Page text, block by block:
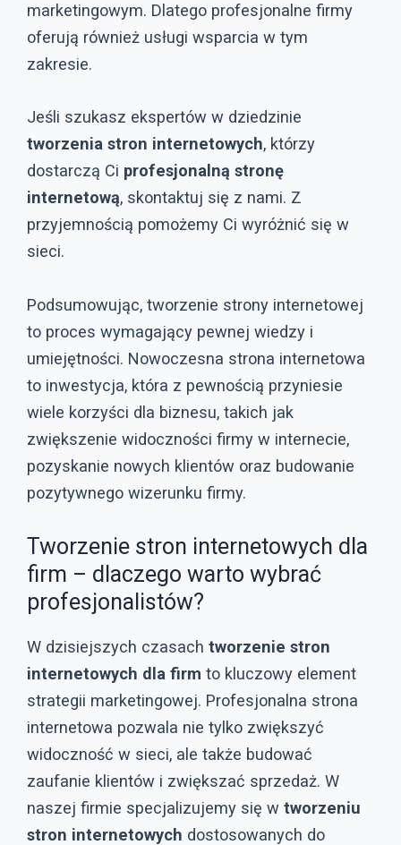
marketingowym. Dlatego profesjonalne firmy
oferują również usługi wsparcia w tym
zakresie.
Jeśli szukasz ekspertów w dziedzinie
tworzenia stron internetowych, którzy
dostarczą Ci profesjonalną stronę
internetową, skontaktuj się z nami. Z
przyjemnością pomożemy Ci wyróżnić się w
sieci.
Podsumowując, tworzenie strony internetowej
to proces wymagający pewnej wiedzy i
umiejętności. Nowoczesna strona internetowa
to inwestycja, która z pewnością przyniesie
wiele korzyści dla biznesu, takich jak
zwiększenie widoczności firmy w internecie,
pozyskanie nowych klientów oraz budowanie
pozytywnego wizerunku firmy.
Tworzenie stron internetowych dla
firm – dlaczego warto wybrać
profesjonalistów?
W dzisiejszych czasach tworzenie stron
internetowych dla firm to kluczowy element
strategii marketingowej. Profesjonalna strona
internetowa pozwala nie tylko zwiększyć
widoczność w sieci, ale także budować
zaufanie klientów i zwiększać sprzedaż. W
naszej firmie specjalizujemy się w tworzeniu
stron internetowych dostosowanych do